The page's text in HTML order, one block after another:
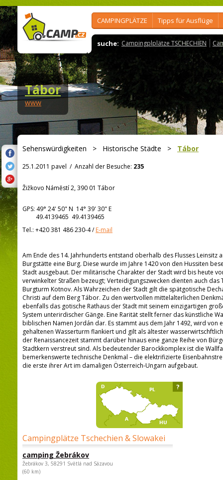
CAMPINGPLÄTZE Tipps für Ausflüge
suche: Campingplplätze TSCHECHIEN
Tábor
www
Sehenswürdigkeiten > Historische Städte > Tábor
25.1.2011 pavel / Anzahl der Besuche: 235
Žižkovo Náměstí 2, 390 01 Tábor
GPS: 49° 24' 50" N 14° 39' 30" E
49.4139465 49.4139465
Tel.: +420 381 486 230-4/E-mail
Am Ende des 14. Jahrhunderts entstand oberhalb des Flusses Leinsitz
Burgstätte eine Burg. Diese wurde im Jahre 1420 von den Hussiten
Stadt ausgebaut. Der militärische Charakter der Stadt wird bis heute
verwinkelter Straßen bezeugt; Verteidigungszwecken dienten auch
Burgturm Kotnov. Als Wahrzeichen der Stadt gilt die spätgotische
Christi auf dem Berg Tábor. Zu den wertvollen mittelalterlichen
ebenfalls das gotische Rathaus der Stadt mit seinem einzigartigen
System unterirdischer Gänge. Eine Rarität stellt ferner das künstliche
biblischen Namen Jordán dar. Es stammt aus dem Jahr 1492, wird von
gehaltenen Wasserturm flankiert und gilt als ältester
der Renaissancezeit stammt darüber hinaus eine ganze Reihe von
Stadtkern verstreut sind. Als bedeutender Barockkomplex ist die
bemerkenswerte technische Denkmal – die elektrifizierte
die erste ihrer Art im damaligen Österreich-Ungarn aufgebaut.
Campingplätze Tschechien & Slowakei
camping Žebrákov
Žebrákov 3, 58291 Světlá nad Sázavou
(60 km)
?